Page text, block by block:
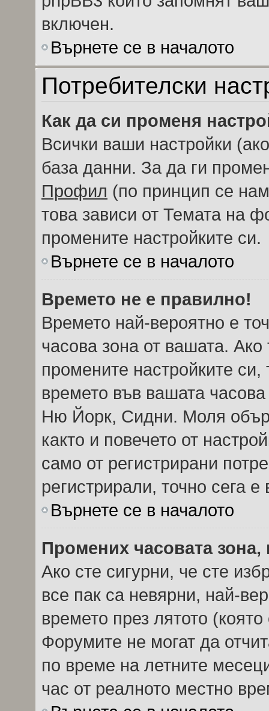
включен.
Върнете се в началото
Потребителски
Как да си променя
Всички ваши настройки
база данни. За да ги
Профил (по принцип се
това зависи от Темата на
промените настройките си.
Върнете се в началото
Времето не е правилно!
Времето най-вероятно е
часова зона от вашата.
промените настройките
времето във вашата
Ню Йорк, Сидни. Моля
както и повечето от
само от регистрирани
регистрирали, точно сега
Върнете се в началото
Промених часовата
Ако сте сигурни, че сте
все пак са невярни, най-
времето през лятото
Форумите не могат да
по време на летните
час от реалното местно